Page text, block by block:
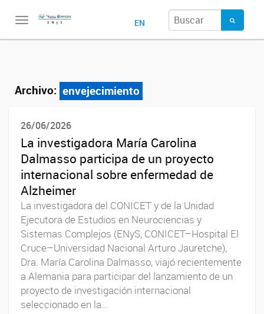
Toggle
EN
Archivo: envejecimiento
26/06/2026
La investigadora María Carolina
Dalmasso participa de un proyecto
internacional sobre enfermedad de
Alzheimer
La investigadora del CONICET y de la Unidad
Ejecutora de Estudios en Neurociencias y
Sistemas Complejos (ENyS, CONICET–Hospital El
Cruce–Universidad Nacional Arturo Jauretche),
Dra. María Carolina Dalmasso, viajó recientemente
a Alemania para participar del lanzamiento de un
proyecto de investigación internacional
seleccionado en la...